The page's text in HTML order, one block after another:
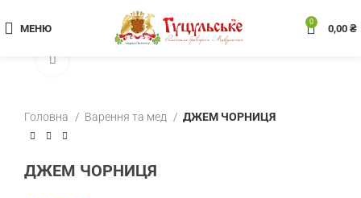
МЕНЮ
0
0,00 ₴
Головна Варення та мед ДЖЕМ ЧОРНИЦЯ
ДЖЕМ ЧОРНИЦЯ